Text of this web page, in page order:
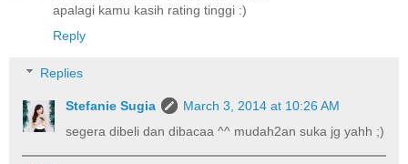
apalagi kamu kasih rating tinggi :)
Reply
Replies
Stefanie Sugia
March 3, 2014 at 10:26 AM
segera dibeli dan dibacaa ^^ mudah2an suka jg yahh ;)